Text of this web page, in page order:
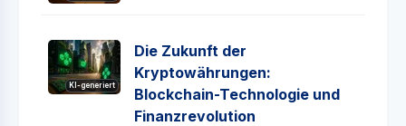
KI-generiert
Die Zukunft der
Kryptowährungen:
Blockchain-Technologie und
Finanzrevolution